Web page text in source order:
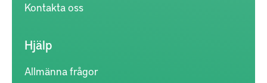
Kontakta oss
Hjälp
Allmänna frågor